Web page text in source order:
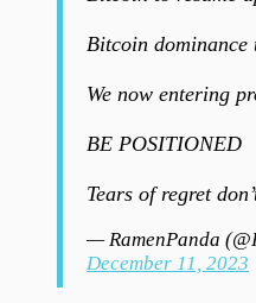
Bitcoin dominance
We now entering
BE POSITIONED
Tears of regret
— RamenPanda
December 11, 2023